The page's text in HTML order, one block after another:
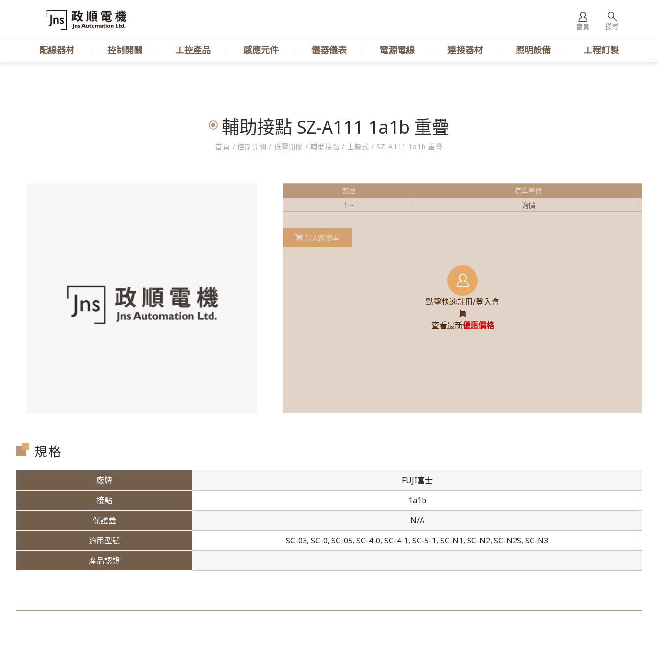
會員 搜尋
配線器材 控制開關 工控產品 感應元件 儀器儀表 電源電線 連接器材 照明設備 工程訂製
輔助接點 SZ-A111 1a1b 重疊
首頁 / 控制開關/ 低壓開關 / 輔助接點/ 上裝式/ SZ-A111 1a1b 重疊
點擊快速註冊/登入會
員
查看最新優惠價格
數量
標準單價
1 ~
詢價
加入詢價車
規格
廠牌
FUJI富士
接點
1a1b
保護蓋
N/A
適用型號
SC-03, SC-0, SC-05, SC-4-0, SC-4-1, SC-5-1, SC-N1, SC-N2, SC-N2S, SC-N3
產品認證